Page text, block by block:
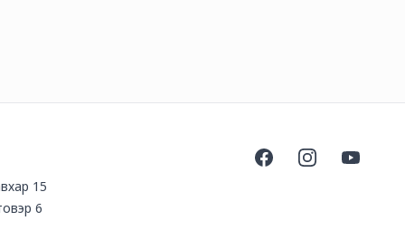
15
6
FacebookInstagramYouTube